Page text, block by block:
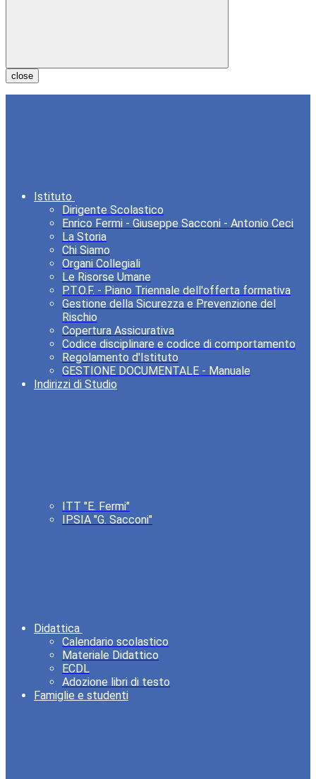
close
Istituto
Dirigente Scolastico
Enrico Fermi - Giuseppe Sacconi - Antonio Ceci
La Storia
Chi Siamo
Organi Collegiali
Le Risorse Umane
P.T.O.F. - Piano Triennale dell'offerta formativa
Gestione della Sicurezza e Prevenzione del
Rischio
Copertura Assicurativa
Codice disciplinare e codice di comportamento
Regolamento d'Istituto
GESTIONE DOCUMENTALE - Manuale
Indirizzi di Studio
ITT "E. Fermi"
IPSIA "G. Sacconi"
Didattica
Calendario scolastico
Materiale Didattico
ECDL
Adozione libri di testo
Famiglie e studenti